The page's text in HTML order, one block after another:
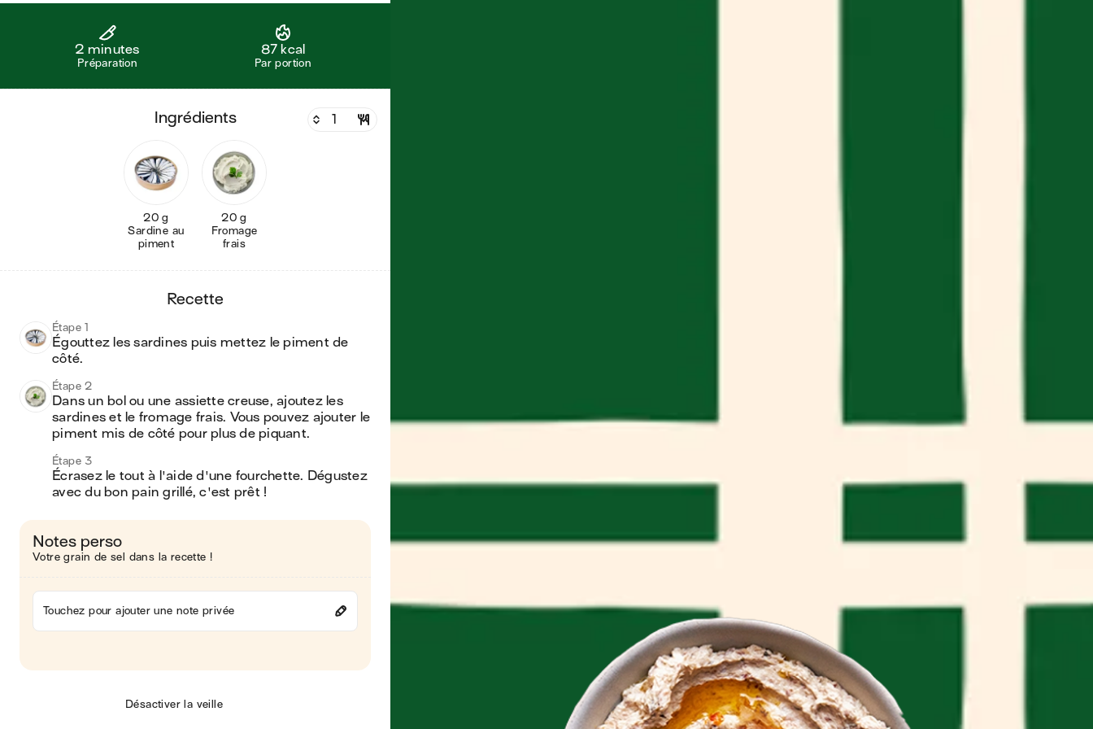
2 minutes
Préparation
87 kcal
Par portion
ingrédients
20 g
Sardine au
piment
20 g
Fromage
frais
recette
Étape 1
Égouttez les sardines puis mettez le piment de
côté.
Étape 2
Dans un bol ou une assiette creuse, ajoutez les
sardines et le fromage frais. Vous pouvez ajouter le
piment mis de côté pour plus de piquant.
Étape 3
Écrasez le tout à l'aide d'une fourchette. Dégustez
avec du bon pain grillé, c'est prêt !
Notes perso
Votre grain de sel dans la recette !
Touchez pour ajouter une note privée
Désactiver la veille